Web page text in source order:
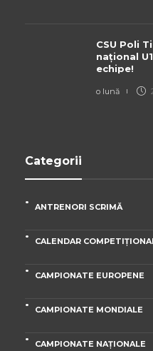
CSU Poli
național
echipe!
o lună
Categorii
ANTRENORI SCRIMĂ
CALENDAR
CAMPIONATE EUROPENE
CAMPIONATE MONDIALE
CAMPIONATE NAȚIONALE